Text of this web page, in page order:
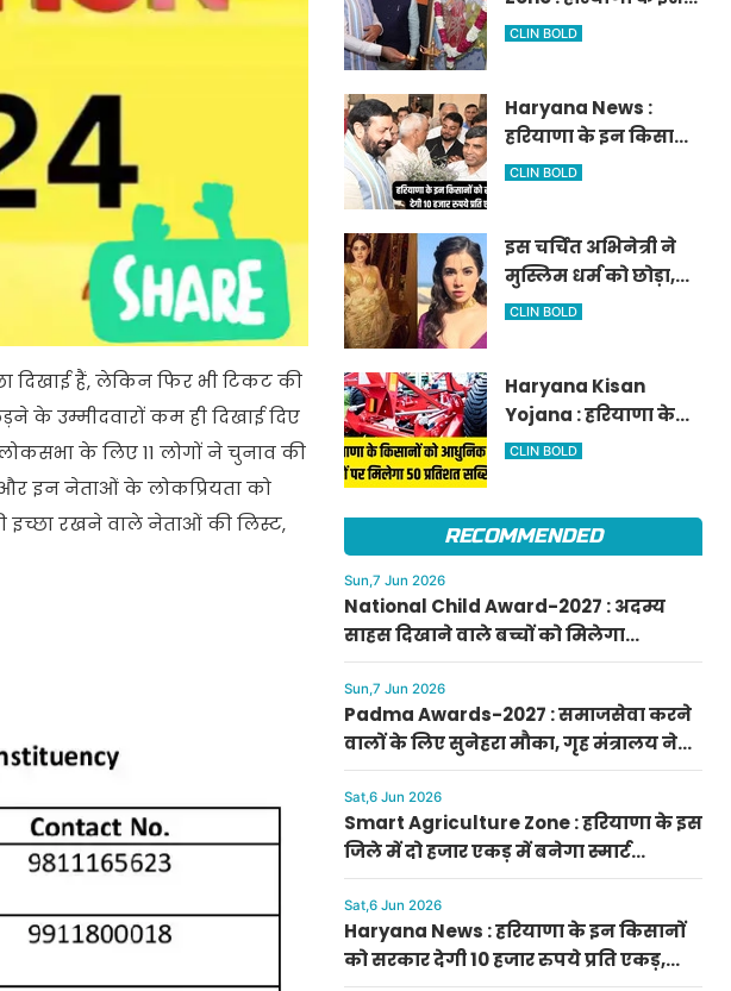
दिखाई हैं, लेकिन फिर भी टिकट की
के उम्मीदवारों कम ही दिखाई दिए
के लिए 11 लोगों ने चुनाव की
इन नेताओं के लोकप्रियता को
रखने वाले नेताओं की लिस्ट,
जिले में दो हजार एकड़ में
CLIN BOLD
Haryana News :
हरियाणा के इन किसानों
को सरकार देगी 10 हजार
CLIN BOLD
इस चर्चित अभिनेत्री ने
मुस्लिम धर्म को छोड़ा,
नए नाम गीता भारद्वाज
CLIN BOLD
Haryana Kisan
Yojana : हरियाणा के
किसानों को आधुनिक
फटाफट करें आवेदन
CLIN BOLD
RECOMMENDED
Sun,7 Jun 2026
National Child Award-2027 : अदम्य
साहस दिखाने वाले बच्चों को मिलेगा
प्रधानमंत्री राष्ट्रीय बाल पुरस्कार-2027, ऐसे
करें आवेदन
Sun,7 Jun 2026
Padma Awards-2027 : समाजसेवा करने
वालों के लिए सुनेहरा मौका, गृह मंत्रालय ने
निकाले पद्म पुरस्कार-2027 के लिए आवेदन
Sat,6 Jun 2026
Smart Agriculture Zone : हरियाणा के इस
जिले में दो हजार एकड़ में बनेगा स्मार्ट
एग्रीकल्चर जोन
Sat,6 Jun 2026
Haryana News : हरियाणा के इन किसानों
को सरकार देगी 10 हजार रुपये प्रति एकड़,